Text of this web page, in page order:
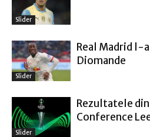
Slider
Slider
Real Madrid l-
Diomande
Slider
Rezultatele din
Conference